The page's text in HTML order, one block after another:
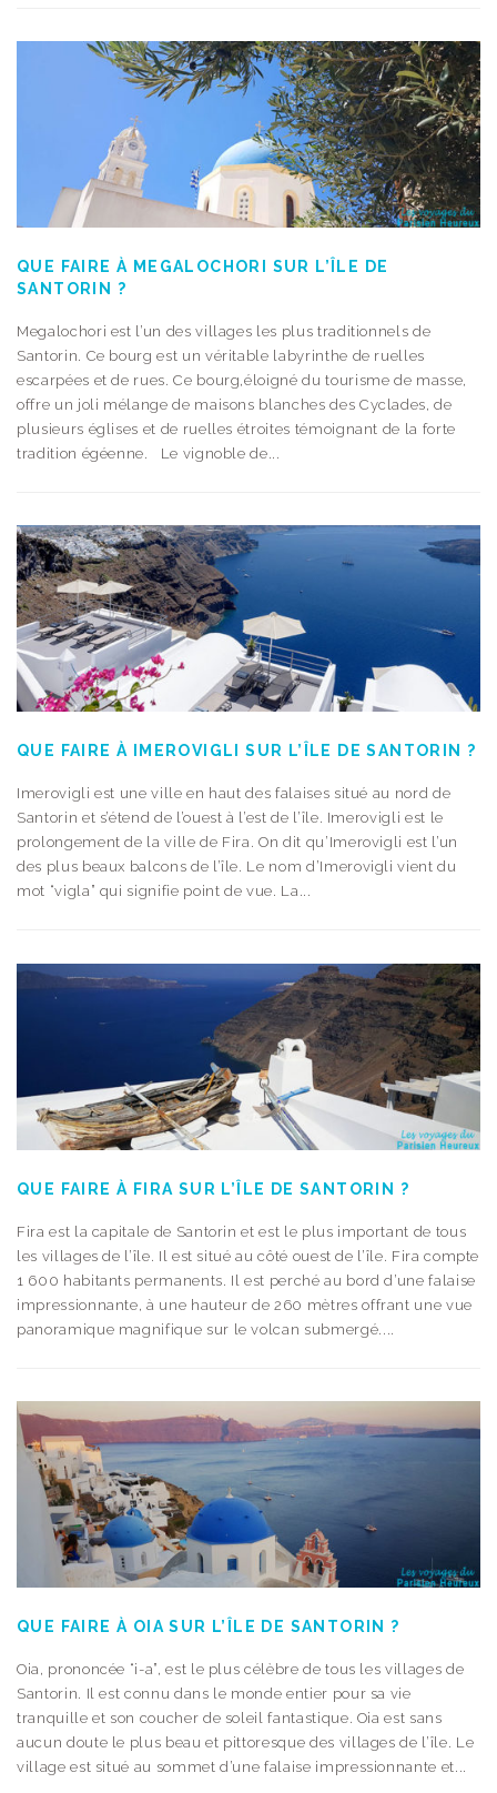
QUE FAIRE À MEGALOCHORI SUR L’ÎLE DE
SANTORIN ?
Megalochori est l’un des villages les plus traditionnels de
Santorin. Ce bourg est un véritable labyrinthe de ruelles
escarpées et de rues. Ce bourg,éloigné du tourisme de masse,
offre un joli mélange de maisons blanches des Cyclades, de
plusieurs églises et de ruelles étroites témoignant de la forte
tradition égéenne. Le vignoble de...
QUE FAIRE À IMEROVIGLI SUR L’ÎLE DE SANTORIN ?
Imerovigli est une ville en haut des falaises situé au nord de
Santorin et s’étend de l’ouest à l’est de l’île. Imerovigli est le
prolongement de la ville de Fira. On dit qu’Imerovigli est l’un
des plus beaux balcons de l’île. Le nom d’Imerovigli vient du
mot “vigla” qui signifie point de vue. La...
QUE FAIRE À FIRA SUR L’ÎLE DE SANTORIN ?
Fira est la capitale de Santorin et est le plus important de tous
les villages de l’île. Il est situé au côté ouest de l’île. Fira compte
1 600 habitants permanents. Il est perché au bord d’une falaise
impressionnante, à une hauteur de 260 mètres offrant une vue
panoramique magnifique sur le volcan submergé....
QUE FAIRE À OIA SUR L’ÎLE DE SANTORIN ?
Oia, prononcée “i-a”, est le plus célèbre de tous les villages de
Santorin. Il est connu dans le monde entier pour sa vie
tranquille et son coucher de soleil fantastique. Oia est sans
aucun doute le plus beau et pittoresque des villages de l’île. Le
village est situé au sommet d’une falaise impressionnante et...